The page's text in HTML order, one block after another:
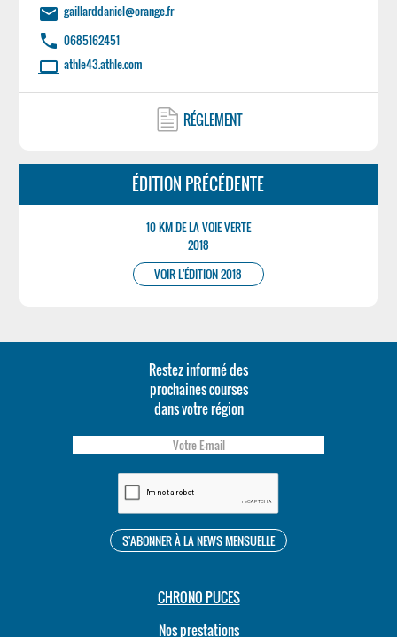
email gaillarddaniel@orange.fr
phone 0685162451
laptop athle43.athle.com
RÉGLEMENT
ÉDITION PRÉCÉDENTE
10 KM DE LA VOIE VERTE
2018
VOIR L'ÉDITION 2018
Restez informé des
prochaines courses
dans votre région
CHRONO PUCES
Nos prestations